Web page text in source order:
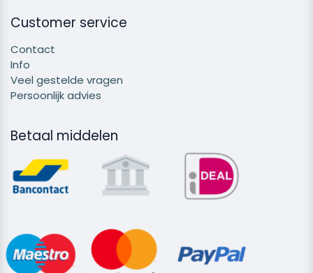
Customer service
Contact
Info
Veel gestelde vragen
Persoonlijk advies
Betaal middelen